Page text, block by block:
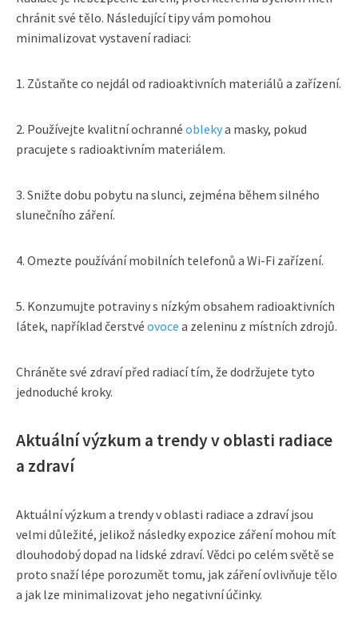
chránit své tělo. Následující tipy vám pomohou
minimalizovat vystavení radiaci:
1. Zůstaňte co nejdál od radioaktivních materiálů a zařízení.
2. Používejte kvalitní ochranné oblekya masky, pokud
pracujete s radioaktivním materiálem.
3. Snižte dobu pobytu na slunci, zejména během silného
slunečního záření.
4. Omezte používání mobilních telefonů a Wi-Fi zařízení.
5. Konzumujte potraviny s nízkým obsahem radioaktivních
látek, například čerstvé ovoce a zeleninu z místních zdrojů.
Chráněte své zdraví před radiací tím, že dodržujete tyto
jednoduché kroky.
Aktuální výzkum a trendy v oblasti radiace
a zdraví
Aktuální výzkum a trendy v oblasti radiace a zdraví jsou
velmi důležité, jelikož následky expozice záření mohou mít
dlouhodobý dopad na lidské zdraví. Vědci po celém světě se
proto snaží lépe porozumět tomu, jak záření ovlivňuje tělo
a jak lze minimalizovat jeho negativní účinky.